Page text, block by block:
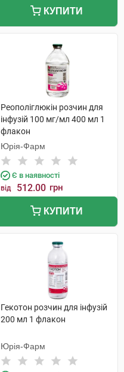
КУПИТИ
Реополіглюкін розчин для
інфузій 100 мг/мл 400 мл 1
флакон
Юрія-Фарм
Є в наявності
від 512.00 грн
КУПИТИ
Гекотон розчин для інфузій
200 мл 1 флакон
Юрія-Фарм